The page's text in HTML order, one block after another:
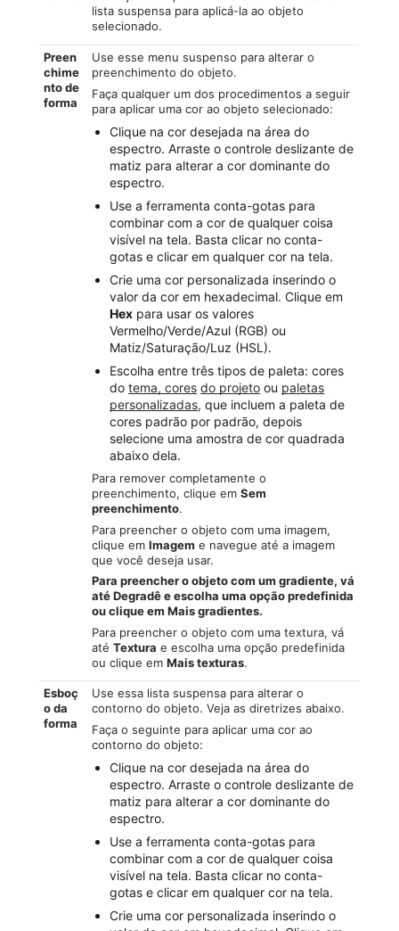
lista suspensa para aplicá-la ao objeto
selecionado.
Preen
chime
nto de
forma
Use esse menu suspenso para alterar o
preenchimento do objeto.
Faça qualquer um dos procedimentos a seguir
para aplicar uma cor ao objeto selecionado:
Clique na cor desejada na área do
espectro. Arraste o controle deslizante de
matiz para alterar a cor dominante do
espectro.
Use a ferramenta conta-gotas para
combinar com a cor de qualquer coisa
visível na tela. Basta clicar no conta-
gotas e clicar em qualquer cor na tela.
Crie uma cor personalizada inserindo o
valor da cor em hexadecimal. Clique em
Hex para usar os valores
Vermelho/Verde/Azul (RGB) ou
Matiz/Saturação/Luz (HSL).
Escolha entre três tipos de paleta: cores
dotema, cores do projeto ou paletas
personalizadas, que incluem a paleta de
cores padrão por padrão, depois
selecione uma amostra de cor quadrada
abaixo dela.
Para remover completamente o
preenchimento, clique emSem
preenchimento.
Para preencher o objeto com uma imagem,
clique emImagem e navegue até a imagem
que você deseja usar.
Para preencher o objeto com um gradiente, vá
atéDegradê e escolha uma opção predefinida
ou clique em Mais gradientes.
Para preencher o objeto com uma textura, vá
atéTextura e escolha uma opção predefinida
ou clique emMais texturas.
Esboç
o da
forma
Use essa lista suspensa para alterar o
contorno do objeto. Veja as diretrizes abaixo.
Faça o seguinte para aplicar uma cor ao
contorno do objeto:
Clique na cor desejada na área do
espectro. Arraste o controle deslizante de
matiz para alterar a cor dominante do
espectro.
Use a ferramenta conta-gotas para
combinar com a cor de qualquer coisa
visível na tela. Basta clicar no conta-
gotas e clicar em qualquer cor na tela.
Crie uma cor personalizada inserindo o